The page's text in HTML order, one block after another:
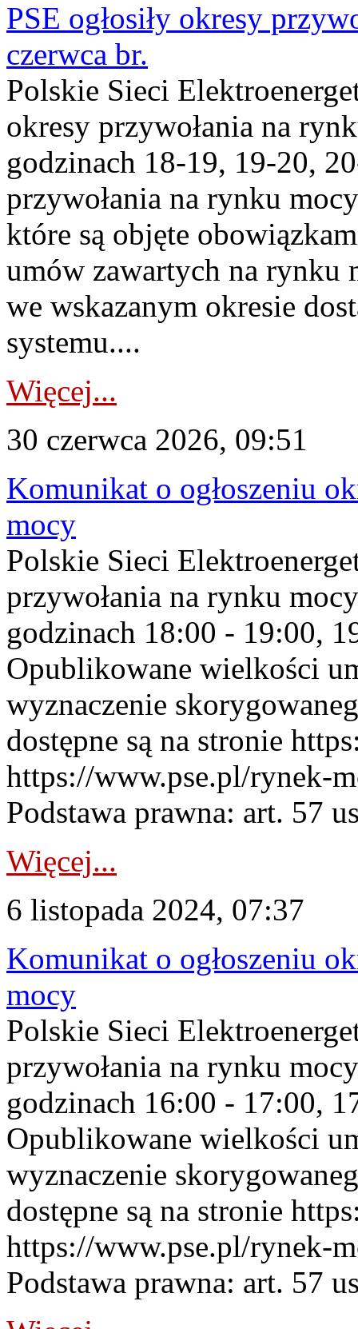
PSE ogłosiły okresy
czerwca br.
Polskie Sieci
okresy przywołania na
godzinach 18-19, 19-20,
przywołania na rynku
które są objęte
umów zawartych na rynku
we wskazanym okresie
systemu....
Więcej...
30 czerwca 2026, 09:51
Komunikat o ogłoszeniu
mocy
Polskie Sieci
przywołania na rynku
godzinach 18:00 - 19:00,
Opublikowane wielkości
wyznaczenie
dostępne są na stronie
https://www.pse.pl/rynek-
Podstawa prawna: art. 57
Więcej...
6 listopada 2024, 07:37
Komunikat o ogłoszeniu
mocy
Polskie Sieci
przywołania na rynku
godzinach 16:00 - 17:00,
Opublikowane wielkości
wyznaczenie
dostępne są na stronie
https://www.pse.pl/rynek-
Podstawa prawna: art. 57